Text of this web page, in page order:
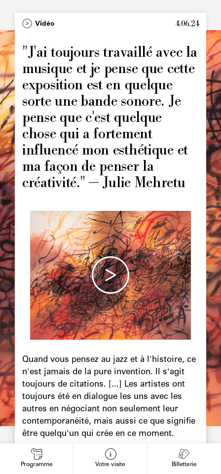
TypeVidéo 4.06.24
"J'ai toujours travaillé avec la
musique et je pense que cette
exposition est en quelque
sorte une bande sonore. Je
pense que c'est quelque
chose qui a fortement
influencé mon esthétique et
ma façon de penser la
créativité." — Julie Mehretu
Image
Quand vous pensez au jazz et à l'histoire, ce
n'est jamais de la pure invention. Il s'agit
toujours de citations. [...] Les artistes ont
toujours été en dialogue les uns avec les
autres en négociant non seulement leur
contemporanéité, mais aussi ce que signifie
être quelqu'un qui crée en ce moment.
Programme Votre visite Billetterie